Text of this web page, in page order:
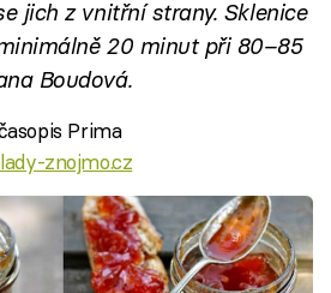
jich z vnitřní strany. Sklenice
20 minut při 80–85
Boudová.
Prima
znojmo.cz